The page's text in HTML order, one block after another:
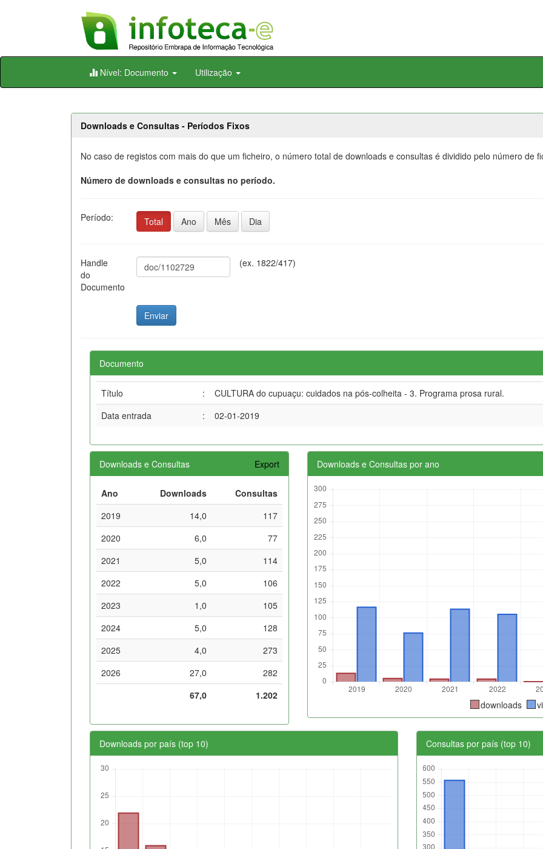
Skip
Nível: Documento Utilização
Downloads e Consultas - Períodos Fixos
No caso de registos com mais do que um ficheiro, o número total de downloads e consultas é dividido pelo número de
Número de downloads e consultas no período.
Período: Total Ano Mês Dia
Handle
do
Documento
(ex. 1822/417)
Documento
Título :
CULTURA do cupuaçu: cuidados na pós-colheita - 3. Programa prosa rural.
Data entrada
: 02-01-2019
Downloads e Consultas Export
Ano Downloads
Consultas
2019
14,0
117
2020
6,0
77
2021
5,0
114
2022
5,0
106
2023
1,0
105
2024
5,0
128
2025
4,0
273
2026
27,0
282
67,0
1.202
Downloads e Consultas por ano
downloads
Downloads por país (top 10) Consultas por país (top 10)